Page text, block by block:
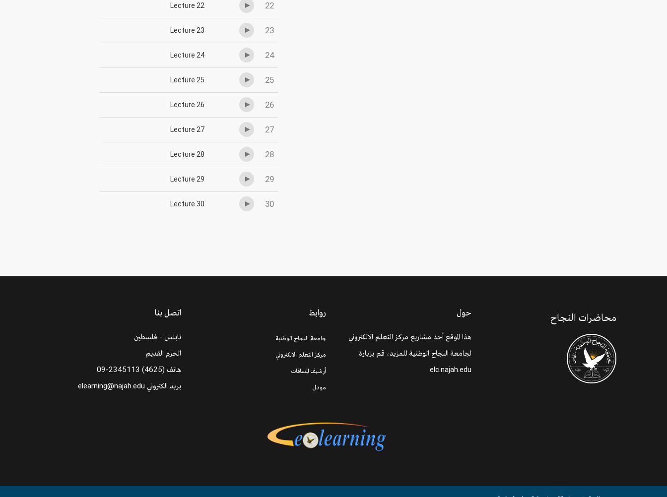
22
Lecture 22
23
Lecture 23
24
Lecture 24
25
Lecture 25
26
Lecture 26
27
Lecture 27
28
Lecture 28
29
Lecture 29
30
Lecture 30
محاضرات النجاح حول
هذا الموقع أحد مشاريع مركز التعلم الالكتروني
لجامعة النجاح الوطنية للمزيد، قم بزيارة
elc.najah.edu
روابط
جامعة النجاح الوطنية
مركز التعلم الالكتروني
أرشيف المساقات
مودل
اتصل بنا
نابلس - فلسطين
الحرم القديم
هاتف 09-2345113 (4625)
بريد الكتروني elearning@najah.edu